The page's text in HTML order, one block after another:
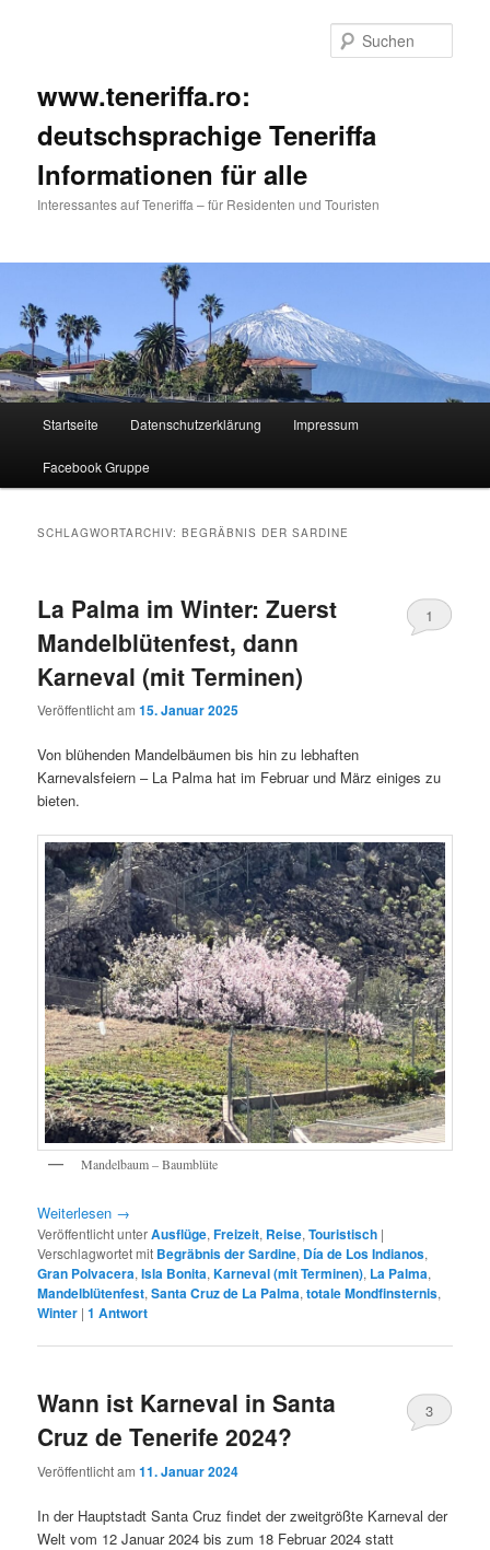
www.teneriffa.ro:
deutschsprachige Teneriffa
Informationen für alle
Interessantes auf Teneriffa – für Residenten und Touristen
Zum
primären
Zum
sekundären
Startseite Datenschutzerklärung Impressum
Facebook Gruppe
SCHLAGWORTARCHIV:BEGRÄBNIS DER SARDINE
La Palma im Winter: Zuerst
Mandelblütenfest, dann
Karneval (mit Terminen)
Veröffentlicht am15. Januar 2025
1
Von blühenden Mandelbäumen bis hin zu lebhaften
Karnevalsfeiern – La Palma hat im Februar und März einiges zu
bieten.
Mandelbaum – Baumblüte
Weiterlesen →
Veröffentlicht unterAusflüge,Freizeit, Reise,Touristisch |
Verschlagwortet mit Begräbnis der Sardine, Día de Los Indianos,
Gran Polvacera,Isla Bonita,Karneval (mit Terminen), La Palma,
Mandelblütenfest,Santa Cruz de La Palma,totale Mondfinsternis,
Winter |1 Antwort
Wann ist Karneval in Santa
Cruz de Tenerife 2024?
Veröffentlicht am11. Januar 2024
3
In der Hauptstadt Santa Cruz findet der zweitgrößte Karneval der
Welt vom 12 Januar 2024 bis zum 18 Februar 2024 statt